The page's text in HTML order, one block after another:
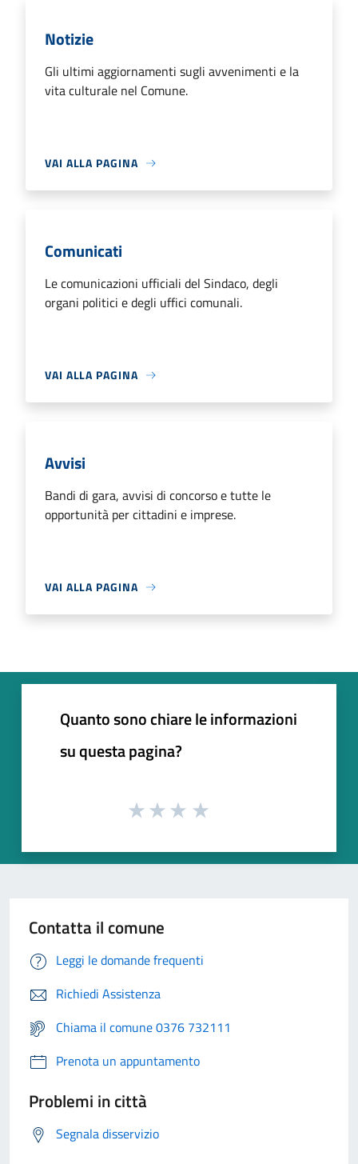
Notizie
Gli ultimi aggiornamenti sugli avvenimenti e la
vita culturale nel Comune.
VAI ALLA PAGINA
Comunicati
Le comunicazioni ufficiali del Sindaco, degli
organi politici e degli uffici comunali.
VAI ALLA PAGINA
Avvisi
Bandi di gara, avvisi di concorso e tutte le
opportunità per cittadini e imprese.
VAI ALLA PAGINA
Quanto sono chiare le informazioni
su questa pagina?
Contatta il comune
Leggi le domande frequenti
Richiedi Assistenza
Chiama il comune 0376 732111
Prenota un appuntamento
Problemi in città
Segnala disservizio